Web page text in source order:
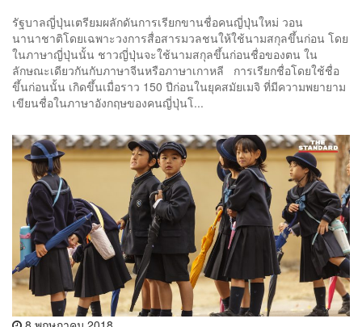
รัฐบาลญี่ปุ่นเตรียมผลักดันการเรียกขานชื่อคนญี่ปุ่นใหม่ วอน
นานาชาติโดยเฉพาะวงการสื่อสารมวลชนให้ใช้นามสกุลขึ้นก่อน โดย
ในภาษาญี่ปุ่นนั้น ชาวญี่ปุ่นจะใช้นามสกุลขึ้นก่อนชื่อของตน ใน
ลักษณะเดียวกันกับภาษาจีนหรือภาษาเกาหลี การเรียกชื่อโดยใช้ชื่อ
ขึ้นก่อนนั้น เกิดขึ้นเมื่อราว 150 ปีก่อนในยุคสมัยเมจิ ที่มีความพยายาม
เขียนชื่อในภาษาอังกฤษของคนญี่ปุ่นโ...